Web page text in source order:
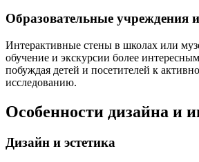
Образовательные учреждения
Интерактивные стены в школах или
обучение и экскурсии более
побуждая детей и посетителей к
исследованию.
Особенности дизайна и
Дизайн и эстетика